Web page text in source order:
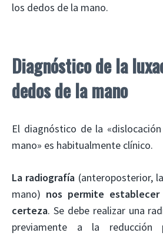
los dedos de la mano.
Diagnóstico de la
dedos de la mano
El diagnóstico de la
mano» es habitualmente clínico.
La radiografía (anteroposterior,
mano) nos permite
certeza. Se debe realizar una
previamente a la reducción